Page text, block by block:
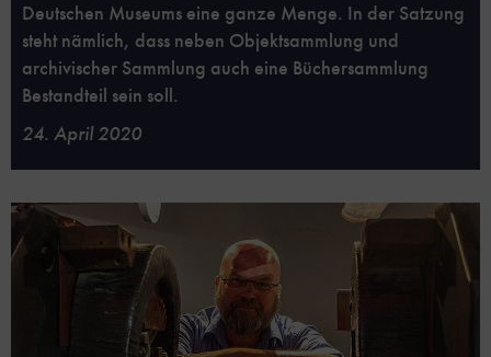
Deutschen Museums eine ganze Menge. In der Satzung
steht nämlich, dass neben Objektsammlung und
archivischer Sammlung auch eine Büchersammlung
Bestandteil sein soll.
24. April 2020